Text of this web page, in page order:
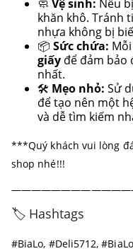
🧼 Vệ sinh: Nếu
khăn khô. Tránh
nhựa không bị
📦 Sức chứa:
giấyđể đảm bảo
nhất.
🛠️ Mẹo nhỏ: Sử
để tạo nên một
và dễ tìm kiếm
***Quý khách vui lòng
shop nhé!!!
🏷️ Hashtags
#BiaLo, #Deli5712,